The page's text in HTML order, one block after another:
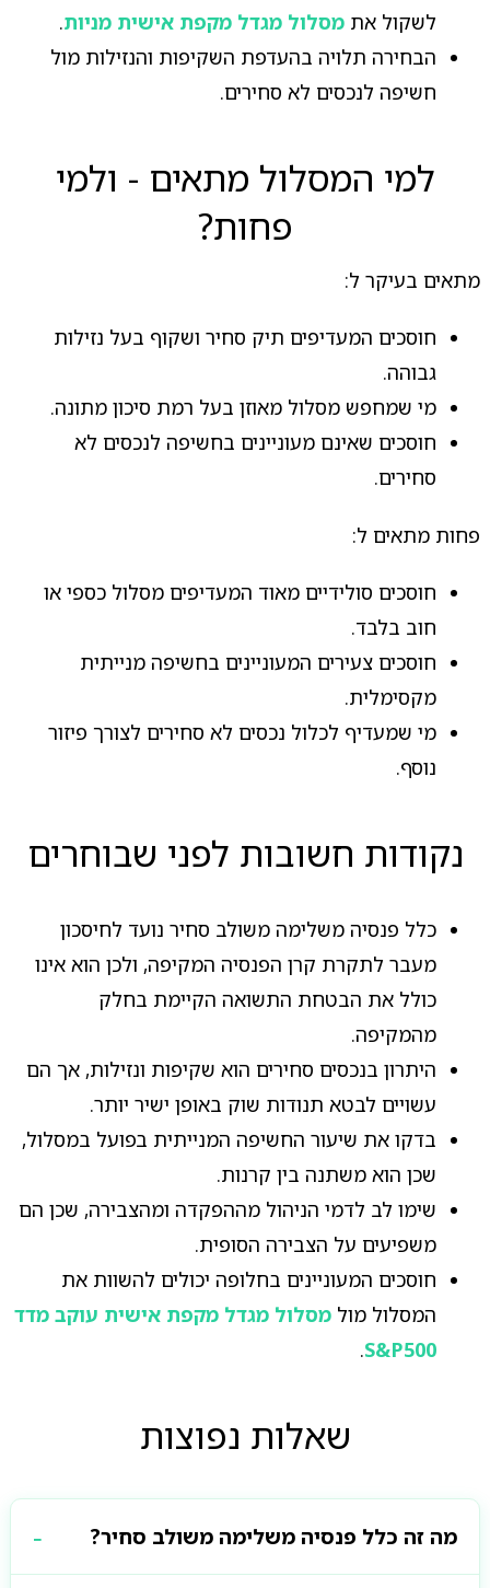
לשקול את מסלול מגדל מקפת אישית מניות.
הבחירה תלויה בהעדפת השקיפות והנזילות מול
חשיפה לנכסים לא סחירים.
למי המסלול מתאים - ולמי
פחות?
מתאים בעיקר ל:
חוסכים המעדיפים תיק סחיר ושקוף בעל נזילות
גבוהה.
מי שמחפש מסלול מאוזן בעל רמת סיכון מתונה.
חוסכים שאינם מעוניינים בחשיפה לנכסים לא
סחירים.
פחות מתאים ל:
חוסכים סולידיים מאוד המעדיפים מסלול כספי או
חוב בלבד.
חוסכים צעירים המעוניינים בחשיפה מנייתית
מקסימלית.
מי שמעדיף לכלול נכסים לא סחירים לצורך פיזור
נוסף.
נקודות חשובות לפני שבוחרים
כלל פנסיה משלימה משולב סחיר נועד לחיסכון
מעבר לתקרת קרן הפנסיה המקיפה, ולכן הוא אינו
כולל את הבטחת התשואה הקיימת בחלק
מהמקיפה.
היתרון בנכסים סחירים הוא שקיפות ונזילות, אך הם
עשויים לבטא תנודות שוק באופן ישיר יותר.
בדקו את שיעור החשיפה המנייתית בפועל במסלול,
שכן הוא משתנה בין קרנות.
שימו לב לדמי הניהול מההפקדה ומהצבירה, שכן הם
משפיעים על הצבירה הסופית.
חוסכים המעוניינים בחלופה יכולים להשוות את
המסלול מול מסלול מגדל מקפת אישית עוקב מדד
S&P500
.
שאלות נפוצות
מה זה כלל פנסיה משלימה משולב סחיר?